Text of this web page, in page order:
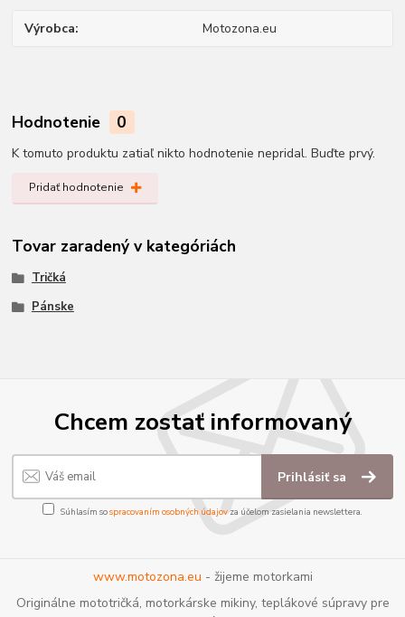
Výrobca Motozona.eu
Hodnotenie 0
K tomuto produktu zatiaľ nikto hodnotenie nepridal. Buďte prvý.
Pridať hodnotenie
Tovar zaradený v kategóriách
Tričká
Pánske
Chcem zostať informovaný
Prihlásiť sa
Súhlasím sospracovaním osobných údajov za účelom zasielania newslettera.
www.motozona.eu - žijeme motorkami
Originálne mototričká, motorkárske mikiny, teplákové súpravy pre